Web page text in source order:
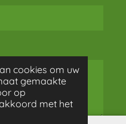
cookies om uw
gemaakte
op
akkoord met het